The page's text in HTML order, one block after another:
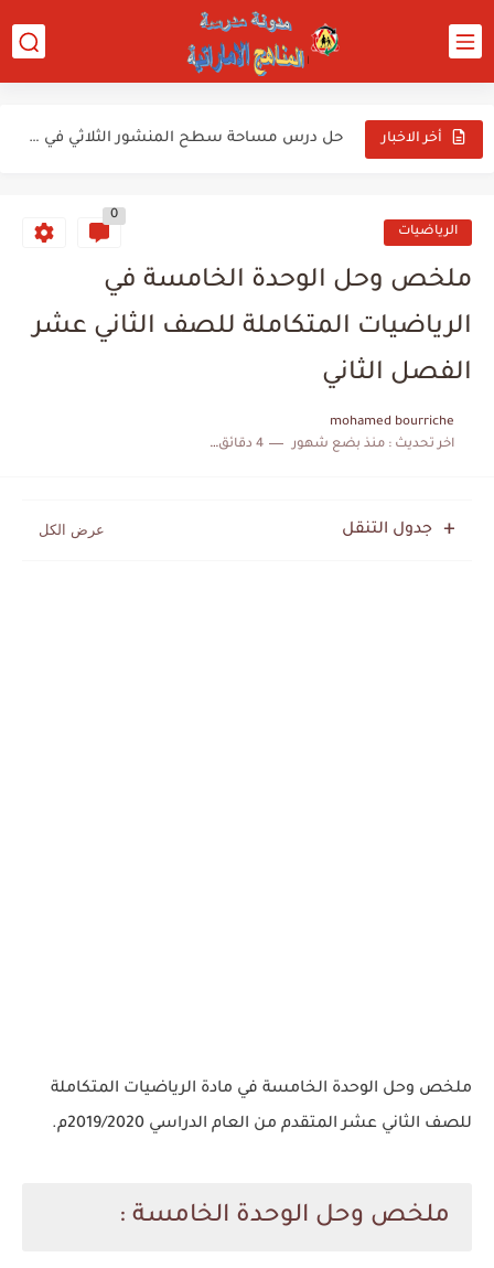
أخر الاخبار
حل درس عمر بن الخطاب للصف الخامس
حل درس شيخ العرب في مادة اللغة العربية للصف العاشر...
الرياضيات
0
ملخص وحل الوحدة الخامسة في
الرياضيات المتكاملة للصف الثاني عشر
الفصل الثاني
mohamed bourriche
اخر تحديث :منذ بضع شهور 4 دقائق للقراءة
جدول التنقل
ملخص وحل الوحدة الخامسة في مادة الرياضيات المتكاملة
للصف الثاني عشر المتقدم من العام الدراسي 2019/2020م.
ملخص وحل الوحدة الخامسة :